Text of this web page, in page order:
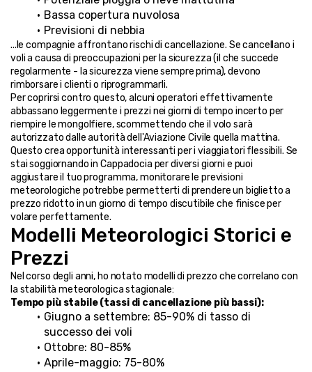
Bassa copertura nuvolosa
Previsioni di nebbia
...le compagnie affrontano rischi di cancellazione. Se cancellano i
voli a causa di preoccupazioni per la sicurezza (il che succede
regolarmente - la sicurezza viene sempre prima), devono
rimborsare i clienti o riprogrammarli.
Per coprirsi contro questo, alcuni operatori effettivamente
abbassano leggermente i prezzi nei giorni di tempo incerto per
riempire le mongolfiere, scommettendo che il volo sarà
autorizzato dalle autorità dell'Aviazione Civile quella mattina.
Questo crea opportunità interessanti per i viaggiatori flessibili. Se
stai soggiornando in Cappadocia per diversi giorni e puoi
aggiustare il tuo programma, monitorare le previsioni
meteorologiche potrebbe permetterti di prendere un biglietto a
prezzo ridotto in un giorno di tempo discutibile che finisce per
volare perfettamente.
Modelli Meteorologici Storici e
Prezzi
Nel corso degli anni, ho notato modelli di prezzo che correlano con
la stabilità meteorologica stagionale:
Tempo più stabile (tassi di cancellazione più bassi):
Giugno a settembre: 85-90% di tasso di
successo dei voli
Ottobre: 80-85%
Aprile-maggio: 75-80%